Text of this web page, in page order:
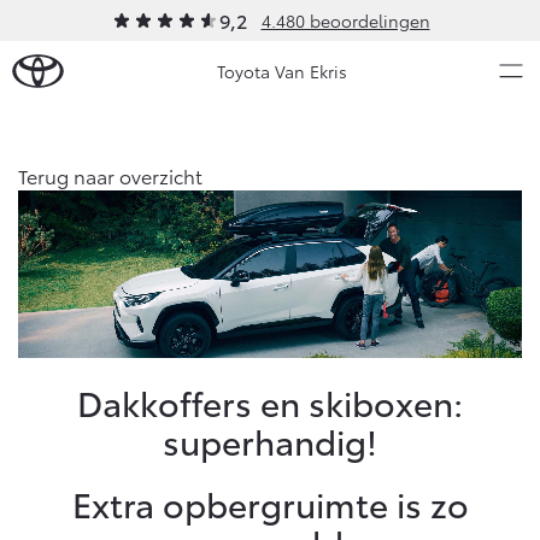
9,2 4.480 beoordelingen
Toyota Van Ekris
Ons bedrijf
Ons bedrijf
Historie
Contact en Route
Vacatures
Modellen
Aygo X
HYBRIDE
Vanaf € 23.750,-
Yaris
HYBRIDE
Vanaf € 27.195,-
Occasions
Diensten
Terug naar overzicht
Dakkoffers en skiboxen:
superhandig!
Extra opbergruimte is zo